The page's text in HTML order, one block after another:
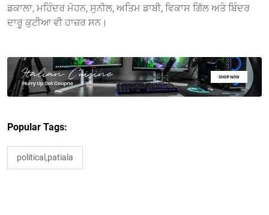
ਡਕਾਲਾ, ਮਹਿੰਦਰ ਮੋਹਨ, ਸੁਨੀਲ, ਅਤਿਮ ਡਾਬੀ, ਵਿਕਾਸ ਗਿੱਲ ਅਤੇ ਬਿੰਦਰ
ਦਾਰੂ ਕੁਟੀਆ ਵੀ ਹਾਜ਼ਰ ਸਨ।
Popular Tags:
political,patiala